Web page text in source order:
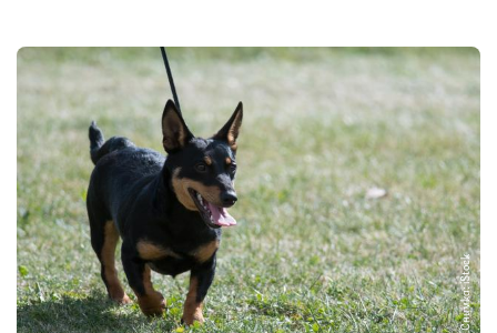
Снимка: iStock